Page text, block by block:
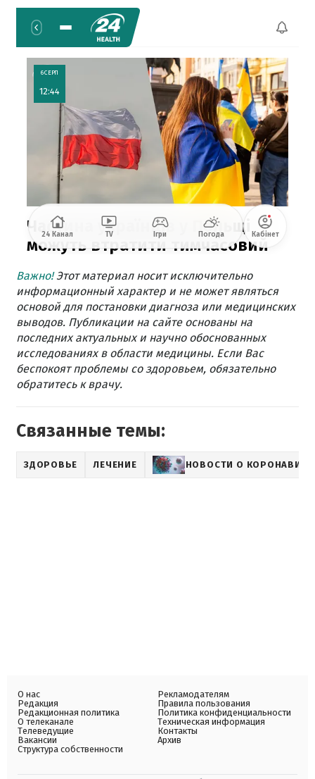
Важно!Этот материал носит исключительно
информационный характер и не может являться
основой для постановки диагноза или медицинских
выводов. Публикации на сайте основаны на
последних актуальных и научно обоснованных
исследованиях в области медицины. Если Вас
беспокоят проблемы со здоровьем, обязательно
обратитесь к врачу.
Связанные темы:
ЗДОРОВЬЕ ЛЕЧЕНИЕ НОВОСТИ О
О нас
Редакция
Редакционная политика
О телеканале
Телеведущие
Вакансии
Структура собственности
Рекламодателям
Правила пользования
Политика конфиденциальности
Техническая информация
Контакты
Архив